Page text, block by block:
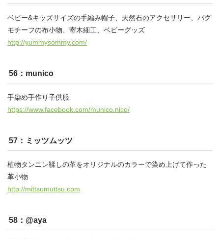
ベビー&キッズサイズの手編み帽子、天然石のアクセサリー、パグ
モチーフの布小物、寄木細工、ベビーグッズ
http://yummysommy.com/
56：munico
手染め手作り子供服
https://www.facebook.com/munico.nico/
57：ミッツムッツ
植物タンニン鞣しの革をオリジナルのカラーで染め上げて作った
革小物
http://mittsumuttsu.com
58：@aya